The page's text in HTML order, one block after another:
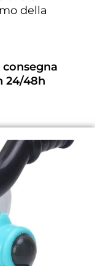
della
24/48h